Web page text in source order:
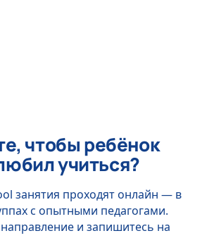
чтобы ребёнок
учиться?
занятия проходят онлайн — в
с опытными педагогами.
и запишитесь на